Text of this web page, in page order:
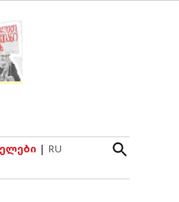
| RU
Open
Search